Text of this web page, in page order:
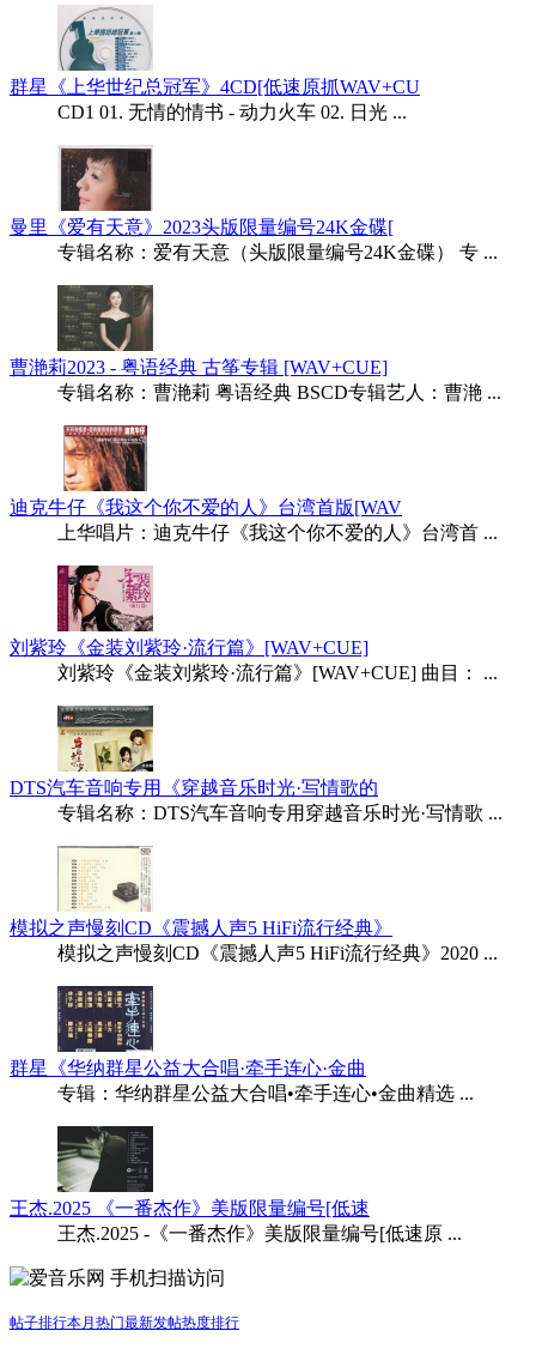
群星《上华世纪总冠军》4CD[低速原抓WAV+CU
CD1 01. 无情的情书 - 动力火车 02. 日光 ...
曼里《爱有天意》2023头版限量编号24K金碟[
专辑名称：爱有天意（头版限量编号24K金碟） 专 ...
曹滟莉2023 - 粤语经典 古筝专辑 [WAV+CUE]
专辑名称：曹滟莉 粤语经典 BSCD专辑艺人：曹滟 ...
迪克牛仔《我这个你不爱的人》台湾首版[WAV
上华唱片：迪克牛仔《我这个你不爱的人》台湾首 ...
刘紫玲《金装刘紫玲·流行篇》[WAV+CUE]
刘紫玲《金装刘紫玲·流行篇》[WAV+CUE] 曲目： ...
DTS汽车音响专用《穿越音乐时光·写情歌的
专辑名称：DTS汽车音响专用穿越音乐时光·写情歌 ...
模拟之声慢刻CD《震撼人声5 HiFi流行经典》
模拟之声慢刻CD《震撼人声5 HiFi流行经典》2020 ...
群星《华纳群星公益大合唱·牵手连心·金曲
专辑：华纳群星公益大合唱•牵手连心•金曲精选 ...
王杰.2025 《一番杰作》美版限量编号[低速
王杰.2025 -《一番杰作》美版限量编号[低速原 ...
手机扫描访问
帖子排行本月热门最新发帖热度排行